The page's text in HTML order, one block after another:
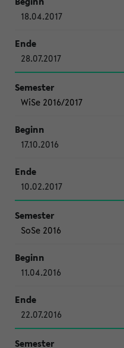
18.04.2017
28.07.2017
WiSe 2016/2017
17.10.2016
10.02.2017
SoSe 2016
11.04.2016
22.07.2016